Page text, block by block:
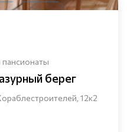
берег
12к2